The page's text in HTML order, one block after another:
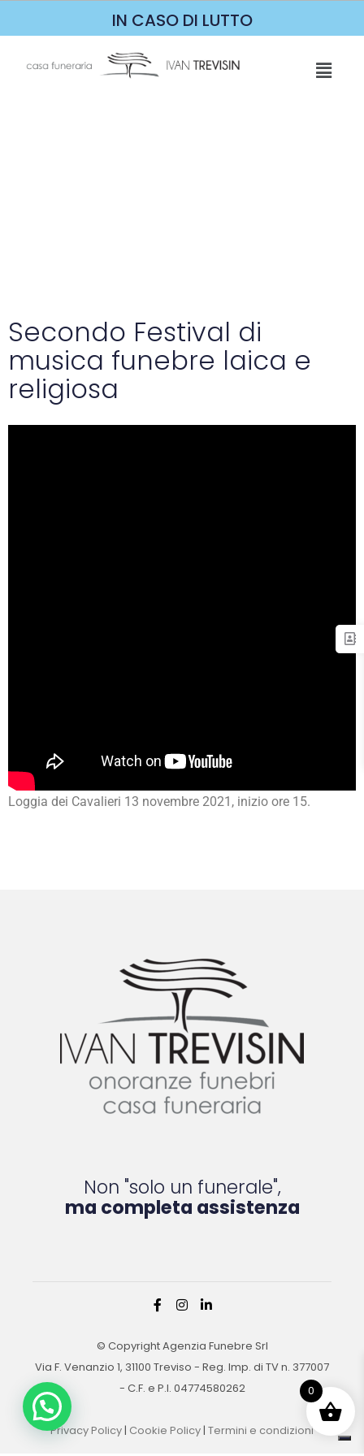
IN CASO DI LUTTO
Secondo Festival di
musica funebre laica e
religiosa
Loggia dei Cavalieri 13 novembre 2021, inizio ore 15.
Non "solo un funerale",
ma completa assistenza
© Copyright Agenzia Funebre Srl
Via F. Venanzio 1, 31100 Treviso - Reg. Imp. di TV n. 377007
- C.F. e P.I. 04774580262
Privacy Policy | Cookie Policy | Termini e condizioni
0